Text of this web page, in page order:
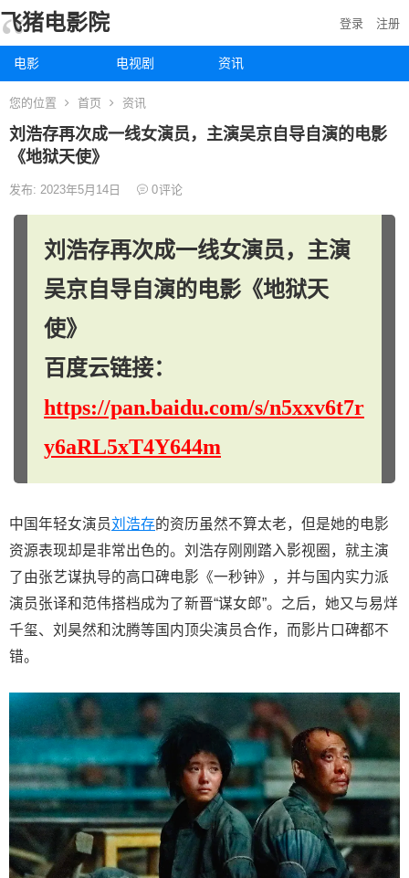
飞猪电影院
电影 电视剧 资讯
登录 注册
您的位置 首页 资讯
刘浩存再次成一线女演员，主演吴京自导自演的电影
《地狱天使》
发布: 2023年5月14日 0评论
刘浩存再次成一线女演员，主演
吴京自导自演的电影《地狱天
使》
百度云链接：
https://pan.baidu.com/s/n5xxv6t7r
y6aRL5xT4Y644m
中国年轻女演员刘浩存的资历虽然不算太老，但是她的电影
资源表现却是非常出色的。刘浩存刚刚踏入影视圈，就主演
了由张艺谋执导的高口碑电影《一秒钟》，并与国内实力派
演员张译和范伟搭档成为了新晋“谋女郎”。之后，她又与易烊
千玺、刘昊然和沈腾等国内顶尖演员合作，而影片口碑都不
错。